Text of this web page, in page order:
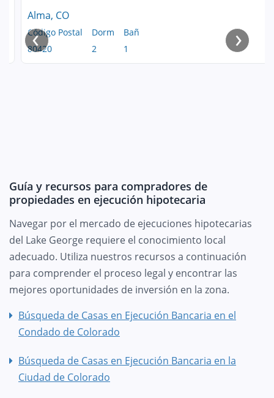
Alma, CO
Código Postal
80420
Dorm
Bañ
‹ ›
Guía y recursos para compradores de
propiedades en ejecución hipotecaria
Navegar por el mercado de ejecuciones hipotecarias
del Lake George requiere el conocimiento local
adecuado. Utiliza nuestros recursos a continuación
para comprender el proceso legal y encontrar las
mejores oportunidades de inversión en la zona.
Búsqueda de Casas en Ejecución Bancaria en el
Condado de Colorado
Búsqueda de Casas en Ejecución Bancaria en la
Ciudad de Colorado